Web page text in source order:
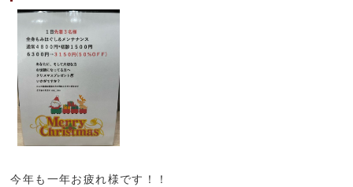
今年も一年お疲れ様です！！